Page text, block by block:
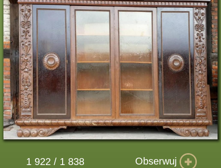
1 922 / 1 838 Obserwuj